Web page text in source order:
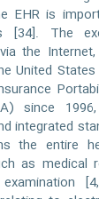
EHR is
[34]. The
the
United
since
integrated
the entire
as medical